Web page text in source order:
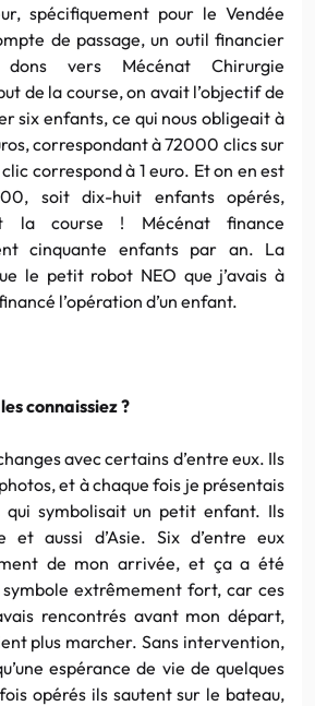
, spécifiquement pour le Vendée
de passage, un outil financier
vers Mécénat Chirurgie
de la course, on avait l’objectif de
six enfants, ce qui nous obligeait à
correspondant à 72000 clics sur
correspond à 1 euro. Et on en est
soit dix-huit enfants opérés,
la course ! Mécénat finance
cinquante enfants par an. La
le petit robot NEO que j’avais à
l’opération d’un enfant.
connaissiez ?
avec certains d’entre eux. Ils
et à chaque fois je présentais
qui symbolisait un petit enfant. Ils
et aussi d’Asie. Six d’entre eux
de mon arrivée, et ça a été
extrêmement fort, car ces
rencontrés avant mon départ,
plus marcher. Sans intervention,
espérance de vie de quelques
opérés ils sautent sur le bateau,